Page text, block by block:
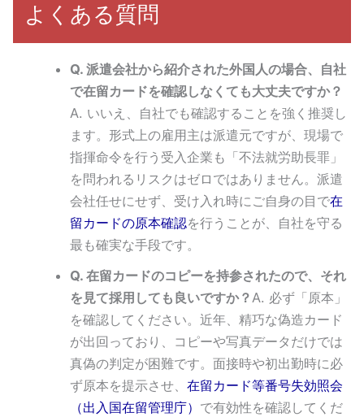
よくある質問
Q. 派遣会社から紹介された外国人の場合、自社
で在留カードを確認しなくても大丈夫ですか？
A. いいえ、自社でも確認することを強く推奨し
ます。形式上の雇用主は派遣元ですが、現場で
指揮命令を行う受入企業も「不法就労助長罪」
を問われるリスクはゼロではありません。派遣
会社任せにせず、受け入れ時にご自身の目で在
留カードの原本確認を行うことが、自社を守る
最も確実な手段です。
Q. 在留カードのコピーを持参されたので、それ
を見て採用しても良いですか？A. 必ず「原本」
を確認してください。近年、精巧な偽造カード
が出回っており、コピーや写真データだけでは
真偽の判定が困難です。面接時や初出勤時に必
ず原本を提示させ、 在留カード等番号失効照会
（出入国在留管理庁） で有効性を確認してくだ